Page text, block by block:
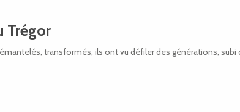
Trégor
transformés, ils ont vu défiler des générations,